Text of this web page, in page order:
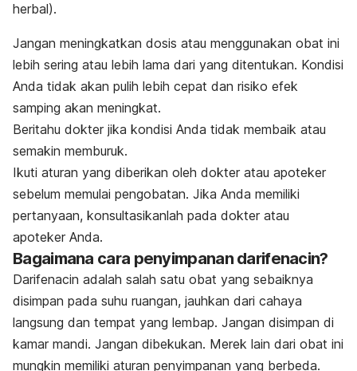
herbal).
Jangan meningkatkan dosis atau menggunakan obat ini
lebih sering atau lebih lama dari yang ditentukan. Kondisi
Anda tidak akan pulih lebih cepat dan risiko efek
samping akan meningkat.
Beritahu dokter jika kondisi Anda tidak membaik atau
semakin memburuk.
Ikuti aturan yang diberikan oleh dokter atau apoteker
sebelum memulai pengobatan. Jika Anda memiliki
pertanyaan, konsultasikanlah pada dokter atau
apoteker Anda.
Bagaimana cara penyimpanan darifenacin?
Darifenacin adalah salah satu obat yang sebaiknya
disimpan pada suhu ruangan, jauhkan dari cahaya
langsung dan tempat yang lembap. Jangan disimpan di
kamar mandi. Jangan dibekukan. Merek lain dari obat ini
mungkin memiliki aturan penyimpanan yang berbeda.